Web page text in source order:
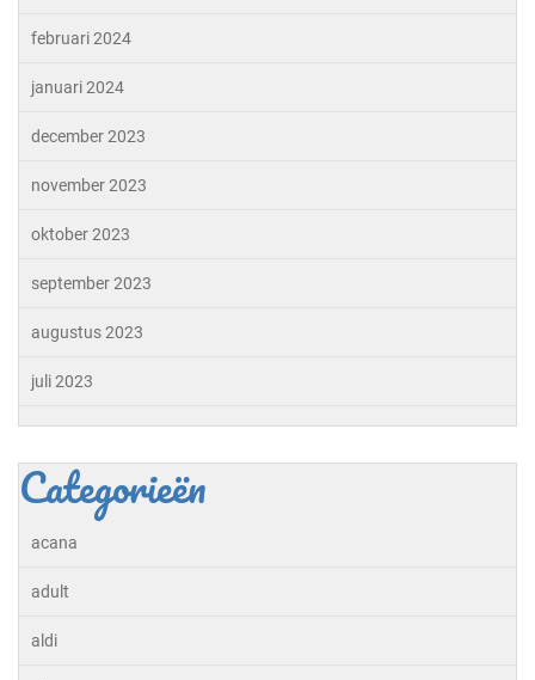
februari 2024
januari 2024
december 2023
november 2023
oktober 2023
september 2023
augustus 2023
juli 2023
Categorieën
acana
adult
aldi